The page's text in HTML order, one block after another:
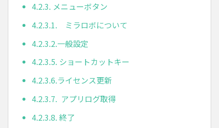
4.2.3. メニューボタン
4.2.3.1. ミラロボについて
4.2.3.2.一般設定
4.2.3.5. ショートカットキー
4.2.3.6.ライセンス更新
4.2.3.7. アプリログ取得
4.2.3.8. 終了